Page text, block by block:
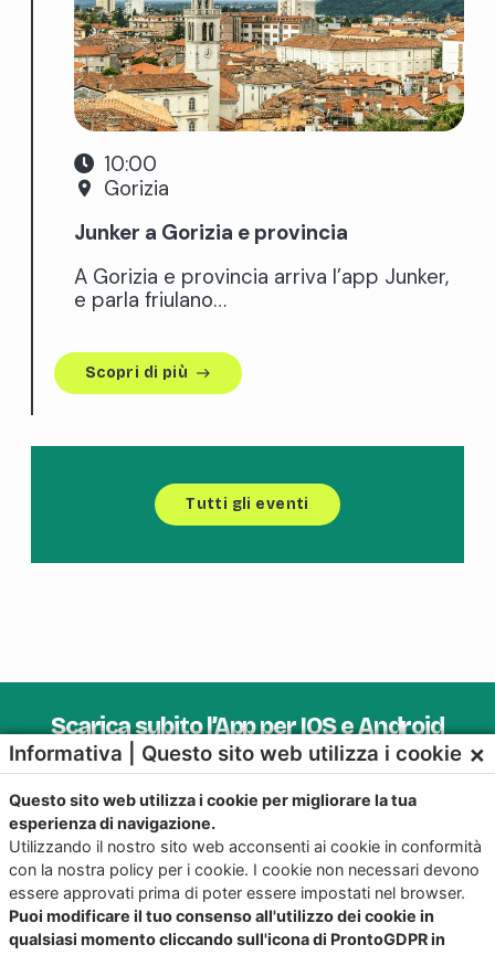
10:00
place
Gorizia
Junker a Gorizia e provincia
A Gorizia e provincia arriva l’app Junker,
e parla friulano…
Scopri di più east
Tutti gli eventi
Scarica subito l’App per IOS e Android
Provala, è Gratis!
Informativa | Questo sito web utilizza i cookie ×
Questo sito web utilizza i cookie per migliorare la tua
esperienza di navigazione.
Utilizzando il nostro sito web acconsenti ai cookie in conformità
con la nostra policy per i cookie. I cookie non necessari devono
essere approvati prima di poter essere impostati nel browser.
Puoi modificare il tuo consenso all'utilizzo dei cookie in
qualsiasi momento cliccando sull'icona di ProntoGDPR in